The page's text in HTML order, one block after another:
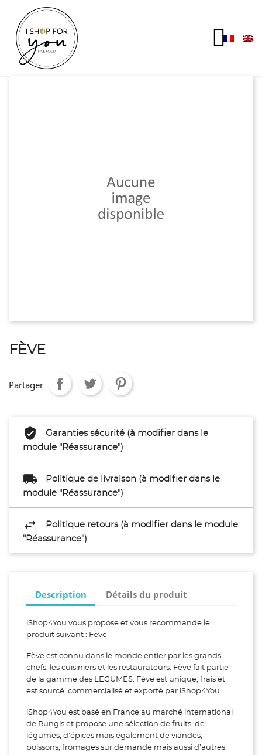
FÈVE
Partager
Garanties sécurité (à modifier dans le
module "Réassurance")
Politique de livraison (à modifier dans le
module "Réassurance")
Politique retours (à modifier dans le module
"Réassurance")
Description Détails du produit
iShop4You vous propose et vous recommande le
produit suivant : Fève
Fève est connu dans le monde entier par les grands
chefs, les cuisiniers et les restaurateurs. Fève fait partie
de la gamme des LEGUMES. Fève est unique, frais et
est sourcé, commercialisé et exporté par iShop4You.
iShop4You est basé en France au marché international
de Rungis et propose une sélection de fruits, de
légumes, d’épices mais également de viandes,
poissons, fromages sur demande mais aussi d’autres